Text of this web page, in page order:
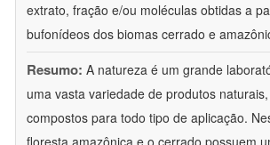
extrato, fração e/ou moléculas obtidas a
bufonídeos dos biomas cerrado e
Resumo: A natureza é um grande
uma vasta variedade de produtos
compostos para todo tipo de aplicação.